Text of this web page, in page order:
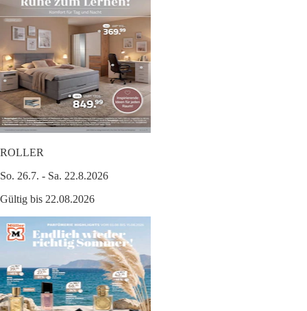
ROLLER
So. 26.7. - Sa. 22.8.2026
Gültig bis 22.08.2026